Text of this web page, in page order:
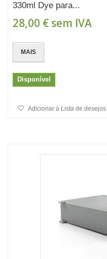
330ml Dye para...
28,00 € sem IVA
MAIS
Disponível
Adicionar à Lista de desejos